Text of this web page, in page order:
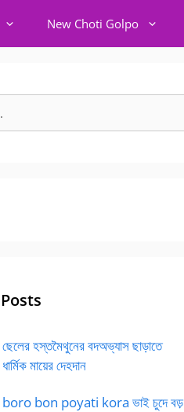
New Choti Golpo
ছেলের হস্তমৈথুনের বদঅভ্যাস ছাড়াতে
ধার্মিক মায়ের দেহদান
boro bon poyati kora ভাই চুদে বড়